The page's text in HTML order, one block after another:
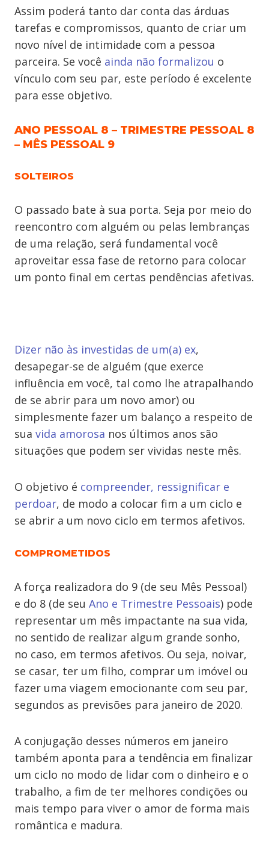
Assim poderá tanto dar conta das árduas
tarefas e compromissos, quanto de criar um
novo nível de intimidade com a pessoa
parceira. Se você ainda não formalizou o
vínculo com seu par, este período é excelente
para esse objetivo.
ANO PESSOAL 8 – TRIMESTRE PESSOAL 8
– MÊS PESSOAL 9
SOLTEIROS
O passado bate à sua porta. Seja por meio do
reencontro com alguém ou pelas lembranças
de uma relação, será fundamental você
aproveitar essa fase de retorno para colocar
um ponto final em certas pendências afetivas.
Dizer não às investidas de um(a) ex,
desapegar-se de alguém (que exerce
influência em você, tal como lhe atrapalhando
de se abrir para um novo amor) ou
simplesmente fazer um balanço a respeito de
sua vida amorosa nos últimos anos são
situações que podem ser vividas neste mês.
O objetivo é compreender, ressignificar e
perdoar, de modo a colocar fim a um ciclo e
se abrir a um novo ciclo em termos afetivos.
COMPROMETIDOS
A força realizadora do 9 (de seu Mês Pessoal)
e do 8 (de seu Ano e Trimestre Pessoais) pode
representar um mês impactante na sua vida,
no sentido de realizar algum grande sonho,
no caso, em termos afetivos. Ou seja, noivar,
se casar, ter um filho, comprar um imóvel ou
fazer uma viagem emocionante com seu par,
segundos as previsões para janeiro de 2020.
A conjugação desses números em janeiro
também aponta para a tendência em finalizar
um ciclo no modo de lidar com o dinheiro e o
trabalho, a fim de ter melhores condições ou
mais tempo para viver o amor de forma mais
romântica e madura.